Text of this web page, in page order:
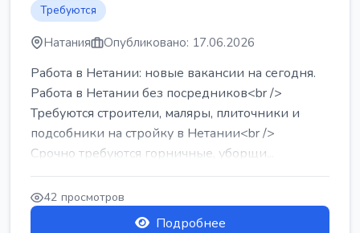
Требуются
Натания Опубликовано: 17.06.2026
Работа в Нетании: новые вакансии на сегодня.
Работа в Нетании без посредников<br />
Требуются строители, маляры, плиточники и
подсобники на стройку в Нетании<br />
Срочно требуются горничные, уборщи...
42 просмотров
Подробнее